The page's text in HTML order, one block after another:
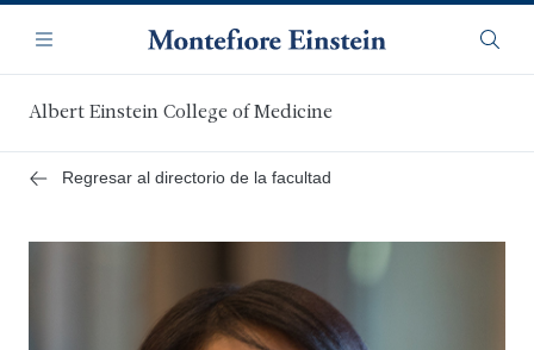
contenido
principal
Navegación
Menú
Albert Einstein College of Medicine
Regresar al directorio de la facultad